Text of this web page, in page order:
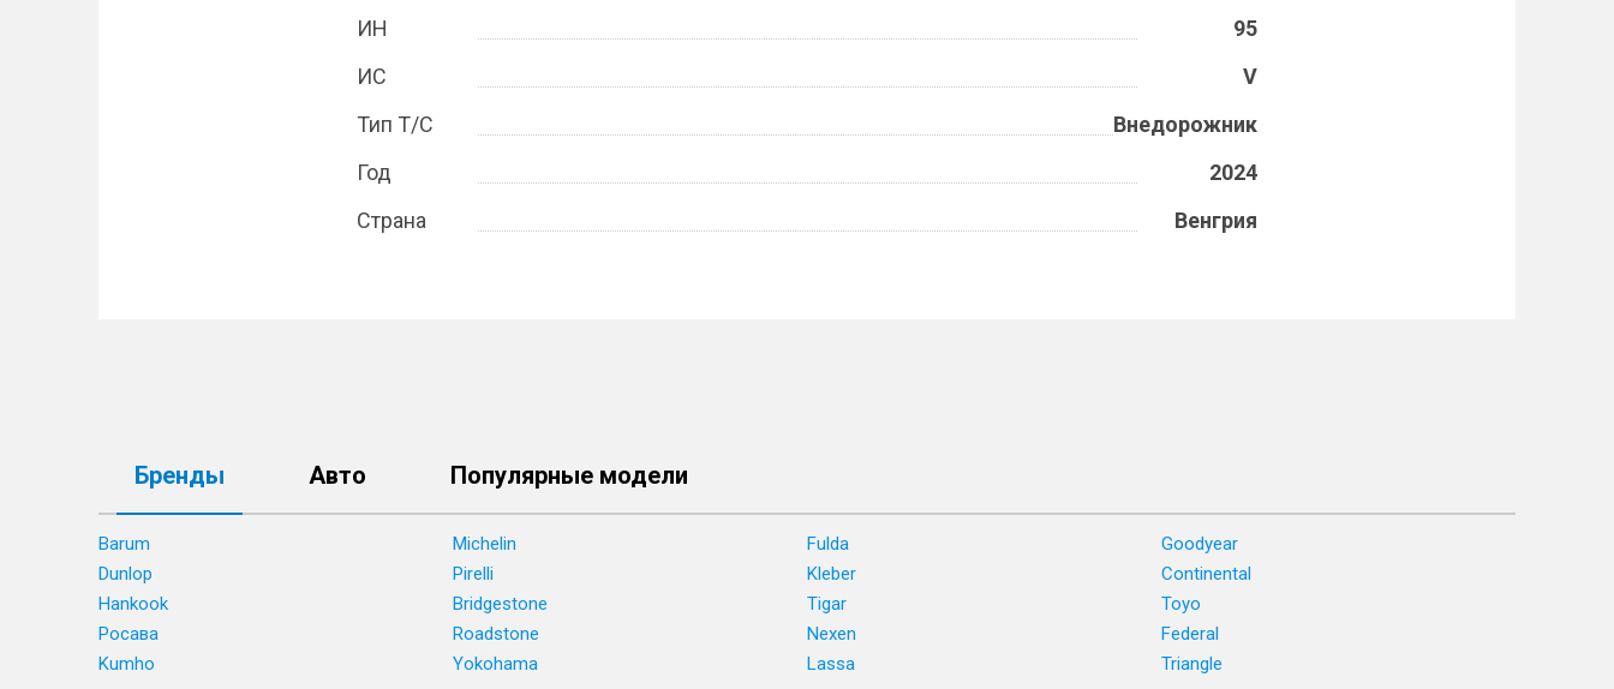
ИН
95
ИС
V
Тип Т/С
Внедорожник
Год
2024
Страна
Венгрия
Бренды Авто Популярные модели
Barum Michelin Fulda
Goodyear
Dunlop
Pirelli Kleber
Continental
Hankook
Bridgestone Tigar
Toyo
Росава
Roadstone Nexen
Federal
Kumho
Yokohama Lassa Triangle